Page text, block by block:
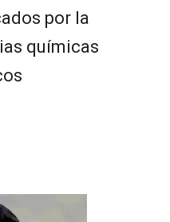
por la
químicas